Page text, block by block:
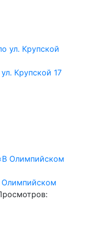
Крупской 17
Олимпийском